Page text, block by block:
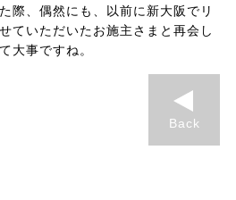
際、偶然にも、以前に新大阪でリ
ていただいたお施主さまと再会し
大事ですね。
Back